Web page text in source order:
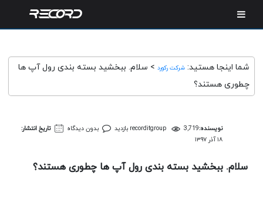
شما اینجا هستید: شرکت رکورد > سلام. ببخشید بسته بندی رول آپ ها
چطوری هستند؟
نویسنده: recorditgroup 3,719 بازدید بدون دیدگاه
تاریخ انتشار:
۱۸ آذر ۱۳۹۷
سلام. ببخشید بسته بندی رول آپ ها چطوری هستند؟